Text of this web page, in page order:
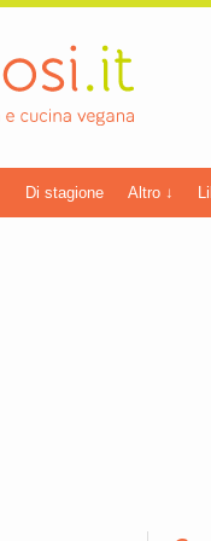
Di stagione Altro ↓